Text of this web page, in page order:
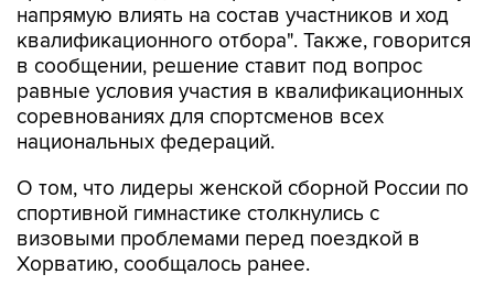
напрямую влиять на состав участников и ход
квалификационного отбора". Также, говорится
в сообщении, решение ставит под вопрос
равные условия участия в квалификационных
соревнованиях для спортсменов всех
национальных федераций.
О том, что лидеры женской сборной России по
спортивной гимнастике столкнулись с
визовыми проблемами перед поездкой в
Хорватию, сообщалось ранее.